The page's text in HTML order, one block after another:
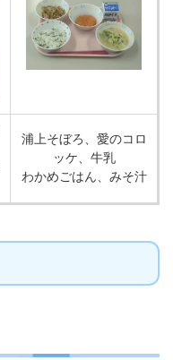
浦上そぼろ、愛のコロ
ッケ、牛乳
わかめごはん、みそ汁